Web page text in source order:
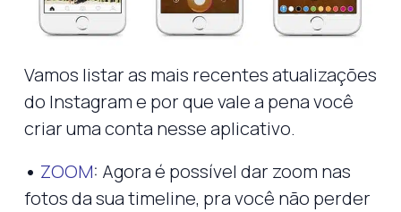
Vamos listar as mais recentes atualizações
do Instagram e por que vale a pena você
criar uma conta nesse aplicativo.
• ZOOM: Agora é possível dar zoom nas
fotos da sua timeline, pra você não perder